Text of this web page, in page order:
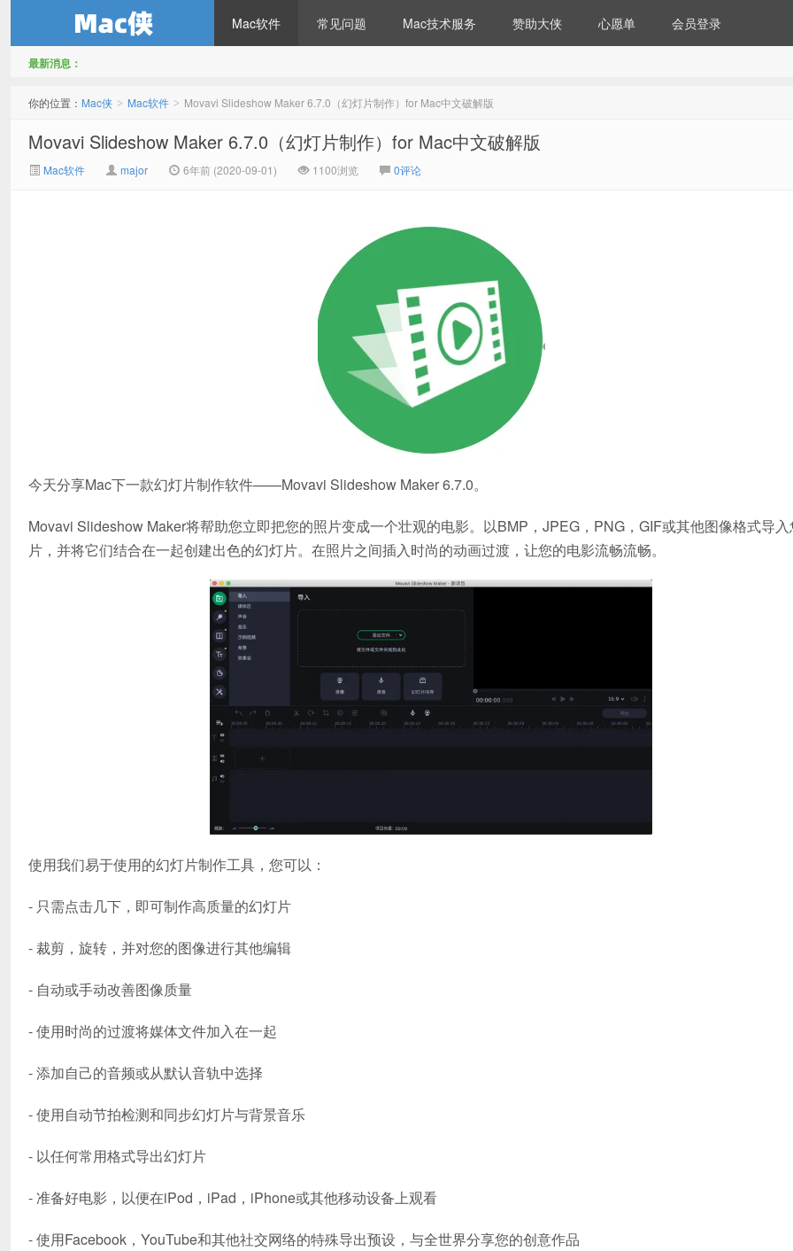
Mac软件 常见问题 Mac技术服务 赞助大侠 心愿单 会员登录
最新消息：
你的位置： Mac侠 > Mac软件 > Movavi Slideshow Maker 6.7.0（幻灯片制作）for Mac中文破解版
Movavi Slideshow Maker 6.7.0（幻灯片制作）for Mac中文破解版
Mac软件 major 6年前 (2020-09-01) 1100浏览 0评论
今天分享Mac下一款幻灯片制作软件——Movavi Slideshow Maker 6.7.0。
Movavi Slideshow Maker将帮助您立即把您的照片变成一个壮观的电影。以BMP，JPEG，PNG，GIF或其他图像格式导
片，并将它们结合在一起创建出色的幻灯片。在照片之间插入时尚的动画过渡，让您的电影流畅流畅。
使用我们易于使用的幻灯片制作工具，您可以：
- 只需点击几下，即可制作高质量的幻灯片
- 裁剪，旋转，并对您的图像进行其他编辑
- 自动或手动改善图像质量
- 使用时尚的过渡将媒体文件加入在一起
- 添加自己的音频或从默认音轨中选择
- 使用自动节拍检测和同步幻灯片与背景音乐
- 以任何常用格式导出幻灯片
- 准备好电影，以便在iPod，iPad，iPhone或其他移动设备上观看
- 使用Facebook，YouTube和其他社交网络的特殊导出预设，与全世界分享您的创意作品